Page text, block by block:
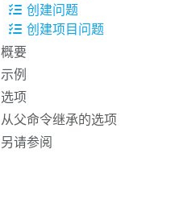
创建问题
创建项目问题
概要
示例
选项
从父命令继承的选项
另请参阅